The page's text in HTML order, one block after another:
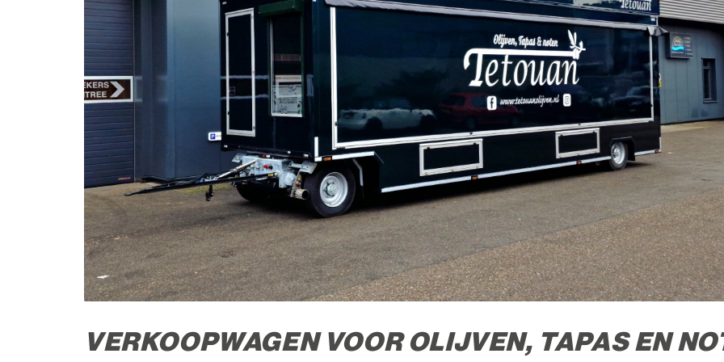
VERKOOPWAGEN VOOR OLIJVEN, TAPAS EN